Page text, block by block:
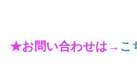
★お問い合わせは→ こ